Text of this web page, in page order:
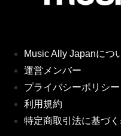
Music Ally Japanにつ
運営メンバー
プライバシーポリシー
利用規約
特定商取引法に基づ